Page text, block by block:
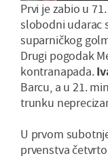
Prvi je zabio u
slobodni udarac
suparničkog
Drugi pogodak
kontranapada.
Barcu, a u 21.
trunku
U prvom
prvenstva